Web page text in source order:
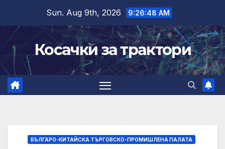
content
Sun. Aug 9th, 2026 9:26:49 AM
Косачки за трактори
БЪЛГАРО-КИТАЙСКА ТЪРГОВСКО-ПРОМИШЛЕНА ПАЛАТА